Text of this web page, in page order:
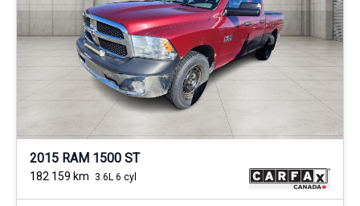
2015 RAM 1500 ST
182 159 km 3.6L 6 cyl